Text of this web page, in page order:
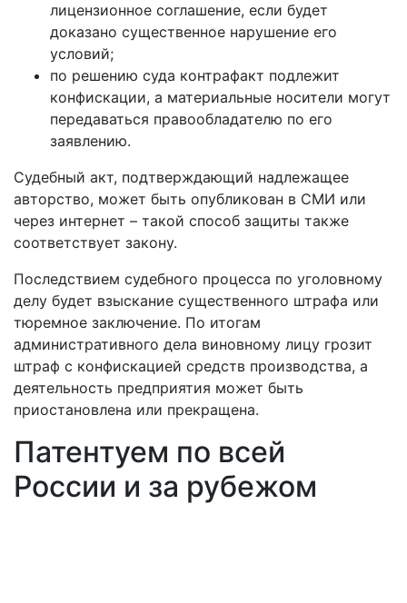
лицензионное соглашение, если будет
доказано существенное нарушение его
условий;
по решению суда контрафакт подлежит
конфискации, а материальные носители могут
передаваться правообладателю по его
заявлению.
Судебный акт, подтверждающий надлежащее
авторство, может быть опубликован в СМИ или
через интернет – такой способ защиты также
соответствует закону.
Последствием судебного процесса по уголовному
делу будет взыскание существенного штрафа или
тюремное заключение. По итогам
административного дела виновному лицу грозит
штраф с конфискацией средств производства, а
деятельность предприятия может быть
приостановлена или прекращена.
Патентуем по всей
России и за рубежом